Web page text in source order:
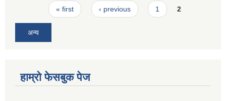
Pages« first ‹ previous 1 2
अन्य
हाम्रो फेसबुक पेज